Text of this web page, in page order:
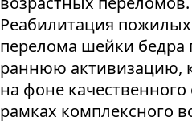
Реабилитация
перелома шейки бедра
раннюю активизацию,
на фоне
рамках комплексного